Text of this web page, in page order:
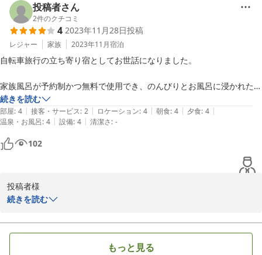
2024-12-15
季節により美味しい地魚をご提供♪
そして当館だけの
“こだわり”の味　あんこう鍋。
秋の旅行 コキアの時期も
ぜひご来館お待ちしております。
地魚取扱店☆常陸牛認証店
潮騒の宿 丸徳 　薄井
投稿者さん
2件のクチコミ
4 2023年11月28日投稿
レジャー 家族 2023年11月宿泊
自転車旅行の立ち寄り宿としてお世話になりました。
家族風呂が予約制かつ無料で使用でき、のんびりとお風呂に浸かれたの
が良かったです。共有のお風呂も、露天ではないもののオーシャンビュ
ーが楽しめました。
料理はとても美味しいあんこう鍋や海鮮をいただきました。
一つ残念だったのが、ゆっくり食事をしたかったのに雑炊のタイミング
をやたら急かされたことです。一度、ゆっくり食べたいのでと雑炊を始
めるのを断ったのですが、上手く伝わっていなかったようで、食べ終わ
っていないのに雑炊にさせられてしまいました。本当は全て食べ切りた
にせかせかと小走りに急いでいる様子で落ち着かなかったです。何か事
続きを読む
部屋: 4 | 接客・サービス: 2 | ロケーション: 4 | 朝食: 4 | 夕食: 4 |
温泉・お風呂: 4 | 設備: 4 | 清潔さ: -
102
投稿者様
この度は【あんこう鍋基本プラン・あん肝・とも酢☆】極旨　あ
ご利用いただきありがとうございます。
食事時間としては余裕があるはずなのですが
続きを読む
もっと見る